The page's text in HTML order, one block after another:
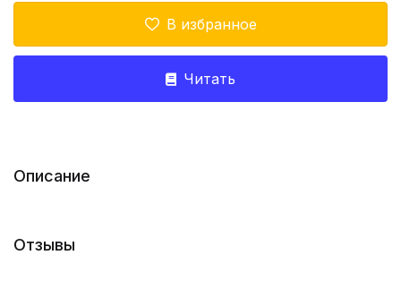
В избранное
Читать
Описание
Отзывы